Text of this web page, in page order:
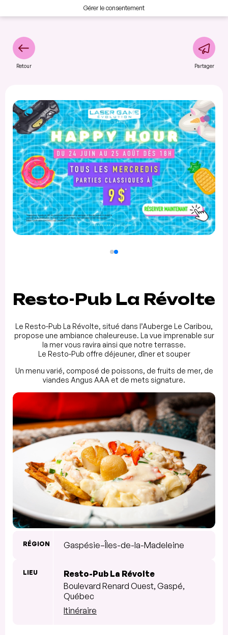
Gérer le consentement
Retour Partager
Resto-Pub La Révolte
Le Resto-Pub La Révolte, situé dans l’Auberge Le Caribou,
propose une ambiance chaleureuse. La vue imprenable sur
la mer vous ravira ainsi que notre terrasse.
Le Resto-Pub offre déjeuner, dîner et souper
Un menu varié, composé de poissons, de fruits de mer, de
viandes Angus AAA et de mets signature.
RÉGION Gaspésie–Îles-de-la-Madeleine
LIEU
Resto-Pub La Révolte
Boulevard Renard Ouest, Gaspé,
Québec
Itinéraire